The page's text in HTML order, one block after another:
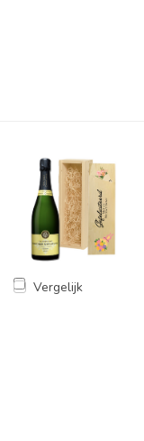
Vergelijk